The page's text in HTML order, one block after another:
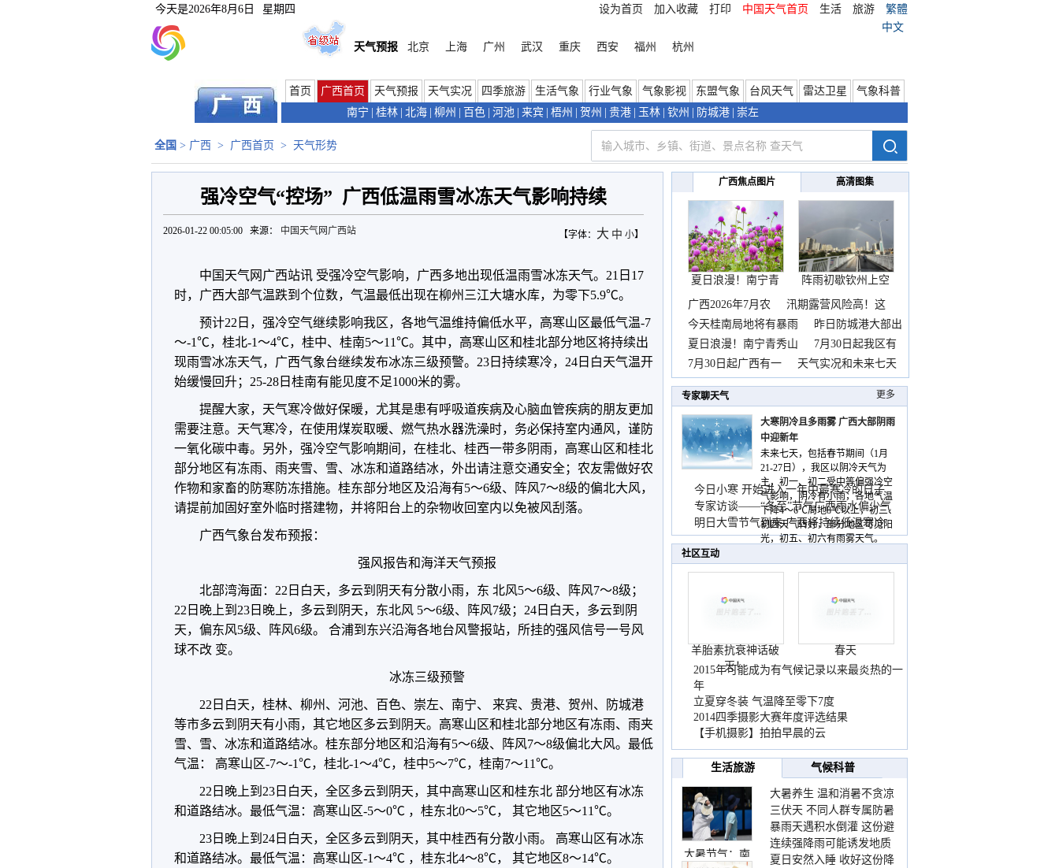
今天是2026年8月6日 星期四 设为首页 加入收藏 打印 中国天气首页 生活 旅游
繁體
中文
天气预报
北京 上海 广州 武汉 重庆 西安 福州 杭州
首页 广西首页 天气预报 天气实况 四季旅游 生活气象 行业气象 气象影视 东盟气象 台风天气 雷达卫星
气象科普
南宁
桂林 北海 柳州 百色 河池 来宾 梧州 贺州 贵港 玉林 钦州 防城港 崇左
全国 > 广西 > 广西首页 > 天气形势
强冷空气“控场” 广西低温雨雪冰冻天气影响持续
【字体： 大 中 小】
2026-01-22 00:05:00 来源： 中国天气网广西站
中国天气网广西站讯 受强冷空气影响，广西多地出现低温雨雪冰冻天气。21日17
时，广西大部气温跌到个位数，气温最低出现在柳州三江大塘水库，为零下5.9℃。
预计22日，强冷空气继续影响我区，各地气温维持偏低水平，高寒山区最低气温-7
～-1℃，桂北-1～4℃，桂中、桂南5～11℃。其中，高寒山区和桂北部分地区将持续出
现雨雪冰冻天气，广西气象台继续发布冰冻三级预警。23日持续寒冷，24日白天气温开
始缓慢回升；25-28日桂南有能见度不足1000米的雾。
提醒大家，天气寒冷做好保暖，尤其是患有呼吸道疾病及心脑血管疾病的朋友更加
需要注意。天气寒冷，在使用煤炭取暖、燃气热水器洗澡时，务必保持室内通风，谨防
一氧化碳中毒。另外，强冷空气影响期间，在桂北、桂西一带多阴雨，高寒山区和桂北
部分地区有冻雨、雨夹雪、雪、冰冻和道路结冰，外出请注意交通安全；农友需做好农
作物和家畜的防寒防冻措施。桂东部分地区及沿海有5～6级、阵风7～8级的偏北大风，
请提前加固好室外临时搭建物，并将阳台上的杂物收回室内以免被风刮落。
广西气象台发布预报：
强风报告和海洋天气预报
北部湾海面：22日白天，多云到阴天有分散小雨，东 北风5～6级、阵风7～8级；
22日晚上到23日晚上，多云到阴天，东北风 5～6级、阵风7级；24日白天，多云到阴
天，偏东风5级、阵风6级。 合浦到东兴沿海各地台风警报站，所挂的强风信号一号风
球不改 变。
冰冻三级预警
22日白天，桂林、柳州、河池、百色、崇左、南宁、 来宾、贵港、贺州、防城港
等市多云到阴天有小雨，其它地区多云到阴天。高寒山区和桂北部分地区有冻雨、雨夹
雪、雪、冰冻和道路结冰。桂东部分地区和沿海有5～6级、阵风7～8级偏北大风。最低
气温： 高寒山区-7～-1℃，桂北-1～4℃，桂中5～7℃，桂南7～11℃。
22日晚上到23日白天，全区多云到阴天，其中高寒山区和桂东北 部分地区有冰冻
和道路结冰。最低气温：高寒山区-5～0℃ ，桂东北0～5℃， 其它地区5～11℃。
23日晚上到24日白天，全区多云到阴天，其中桂西有分散小雨。 高寒山区有冰冻
和道路结冰。最低气温：高寒山区-1～4℃ ，桂东北4～8℃， 其它地区8～14℃。
广西焦点图片 高清图集
夏日浪漫！南宁青
秀山
阵雨初歇钦州上空
邂逅
广西2026年7月农
汛期露营风险高！这
份
今天桂南局地将有暴雨
昨日防城港大部出
现暴
夏日浪漫！南宁青秀山
7月30日起我区有
持
7月30日起广西有一
天气实况和未来七天
天
专家聊天气 更多
大寒阴冷且多雨雾 广西大部阴雨
中迎新年
未来七天，包括春节期间（1月
21-27日），我区以阴冷天气为
主，初一、初二受中等偏强冷空
气影响，阴冷有小雨，各地气温
下降4～6℃局地8℃以上，初三、
初四天气转好，部分地区可见阳
光，初五、初六有雨雾天气。
今日小寒 开始进入一年中最寒冷的日子
专家访谈——“冬至”节气广西雨水偏少气
温低
明日大雪节气到来 广西将持续低温寒冷
天气
社区互动
羊胎素抗衰神话破
灭！
春天
2015年可能成为有气候记录以来最炎热的一
年
立夏穿冬装 气温降至零下7度
2014四季摄影大赛年度评选结果
【手机摄影】拍拍早晨的云
生活旅游 气候科普
大暑节气：南
大暑养生 温和消暑不贪凉
三伏天 不同人群专属防暑
要点请收好
暴雨天遇积水倒灌 这份避
险提示请收好
连续强降雨可能诱发地质
灾害 这些前兆要知道
夏日安然入睡 收好这份降